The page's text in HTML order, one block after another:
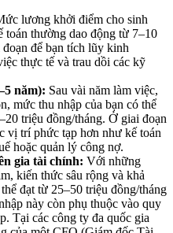
lương khởi điểm cho sinh
toán thường dao động từ 7–10
để bạn tích lũy kinh
thực tế và trau dồi các kỹ
năm): Sau vài năm làm việc,
mức thu nhập của bạn có thể
triệu đồng/tháng. Ở giai đoạn
vị trí phức tạp hơn như kế toán
hoặc quản lý công nợ.
gia tài chính: Với những
kiến thức sâu rộng và khả
đạt từ 25–50 triệu đồng/tháng
này còn phụ thuộc vào quy
Tại các công ty đa quốc gia